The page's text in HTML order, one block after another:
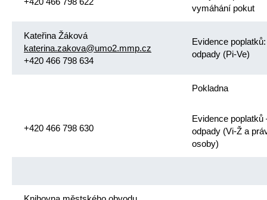
vymáhání pokut
Kateřina Žáková
katerina.zakova@umo2.mmp.cz
+420 466 798 634
Evidence poplatků:
odpady (Pi-Ve)
+420 466 798 630
Pokladna
Evidence poplatků
odpady (Vi-Ž a
osoby)